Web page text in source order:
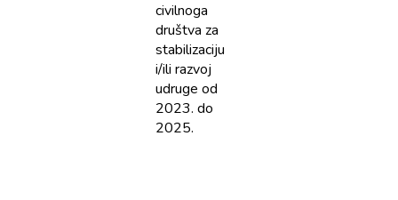
civilnoga
društva za
stabilizaciju
i/ili razvoj
udruge od
2023. do
2025.